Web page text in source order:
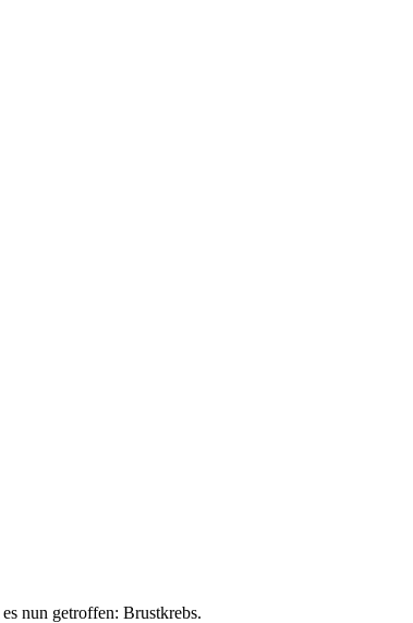
nun getroffen: Brustkrebs.